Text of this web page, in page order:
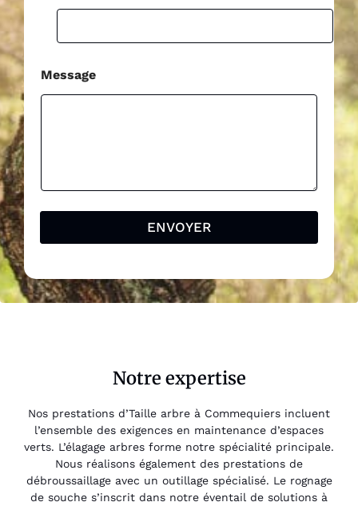
Message
ENVOYER
Notre expertise
Nos prestations d’Taille arbre à Commequiers incluent
l’ensemble des exigences en maintenance d’espaces
verts. L’élagage arbres forme notre spécialité principale.
Nous réalisons également des prestations de
débroussaillage avec un outillage spécialisé. Le rognage
de souche s’inscrit dans notre éventail de solutions à